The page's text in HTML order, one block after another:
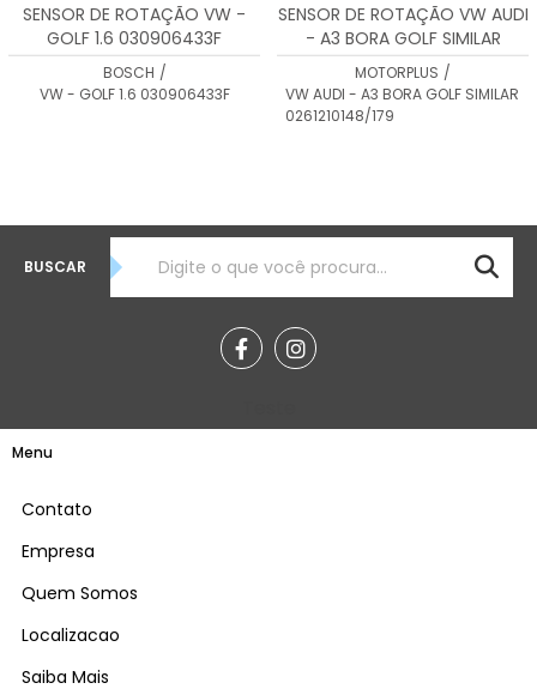
SENSOR DE ROTAÇÃO VW -
GOLF 1.6 030906433F
BOSCH /
VW - GOLF 1.6 030906433F
SENSOR DE ROTAÇÃO VW AUDI
- A3 BORA GOLF SIMILAR
0261210148/179
MOTORPLUS /
VW AUDI - A3 BORA GOLF SIMILAR
0261210148/179
BUSCAR
Menu
Contato
Empresa
Quem Somos
Localizacao
Saiba Mais